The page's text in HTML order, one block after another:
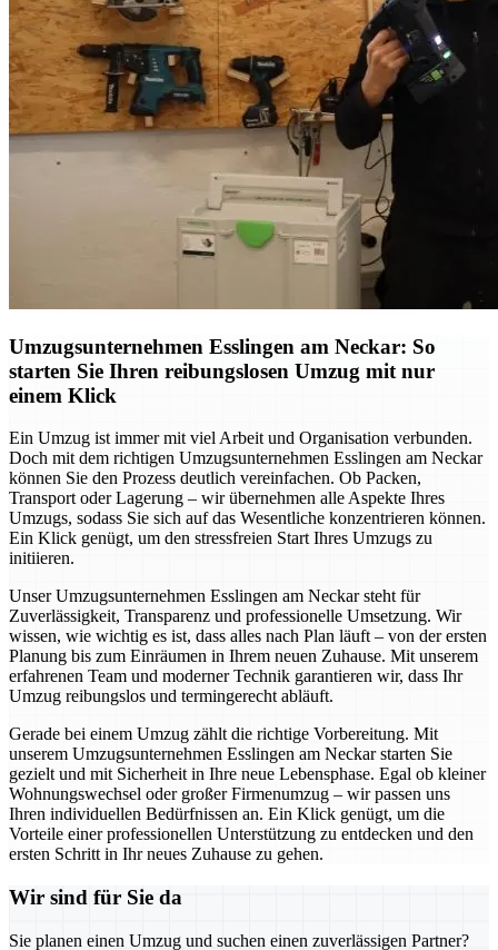
Umzugsunternehmen Esslingen am Neckar: So
starten Sie Ihren reibungslosen Umzug mit nur
einem Klick
Ein Umzug ist immer mit viel Arbeit und Organisation verbunden.
Doch mit dem richtigen Umzugsunternehmen Esslingen am Neckar
können Sie den Prozess deutlich vereinfachen. Ob Packen,
Transport oder Lagerung – wir übernehmen alle Aspekte Ihres
Umzugs, sodass Sie sich auf das Wesentliche konzentrieren können.
Ein Klick genügt, um den stressfreien Start Ihres Umzugs zu
initiieren.
Unser Umzugsunternehmen Esslingen am Neckar steht für
Zuverlässigkeit, Transparenz und professionelle Umsetzung. Wir
wissen, wie wichtig es ist, dass alles nach Plan läuft – von der ersten
Planung bis zum Einräumen in Ihrem neuen Zuhause. Mit unserem
erfahrenen Team und moderner Technik garantieren wir, dass Ihr
Umzug reibungslos und termingerecht abläuft.
Gerade bei einem Umzug zählt die richtige Vorbereitung. Mit
unserem Umzugsunternehmen Esslingen am Neckar starten Sie
gezielt und mit Sicherheit in Ihre neue Lebensphase. Egal ob kleiner
Wohnungswechsel oder großer Firmenumzug – wir passen uns
Ihren individuellen Bedürfnissen an. Ein Klick genügt, um die
Vorteile einer professionellen Unterstützung zu entdecken und den
ersten Schritt in Ihr neues Zuhause zu gehen.
Wir sind für Sie da
Sie planen einen Umzug und suchen einen zuverlässigen Partner?